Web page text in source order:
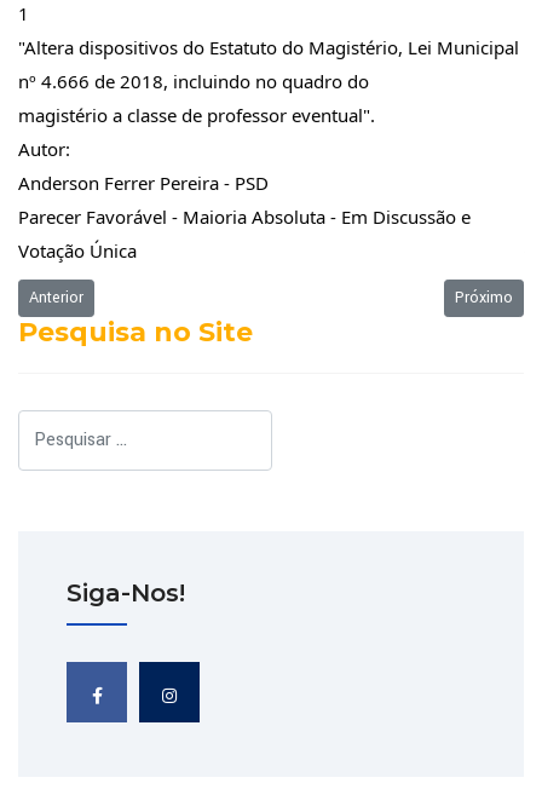
1
"Altera dispositivos do Estatuto do Magistério, Lei Municipal
nº 4.666 de 2018, incluindo no quadro do
magistério a classe de professor eventual".
Autor:
Anderson Ferrer Pereira - PSD
Parecer Favorável - Maioria Absoluta - Em Discussão e
Votação Única
Artigo anterior: Ordem do Dia - 31/05/2021
Anterior Próximo
Próximo
Pesquisa no Site
Siga-Nos!